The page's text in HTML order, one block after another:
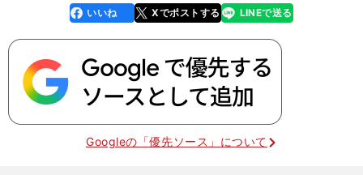
faceboo
k
いいね Xでポストする
line LINEで送る
Googleの「優先ソース」について